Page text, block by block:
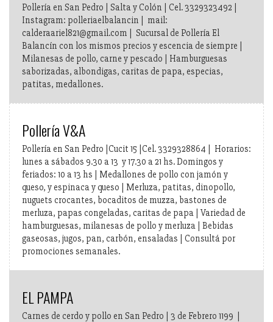
Pollería en San Pedro | Salta y Colón | Cel. 3329323492 |
Instagram: polleriaelbalancin | mail:
calderaariel821@gmail.com | Sucursal de Pollería El
Balancín con los mismos precios y escencia de siempre |
Milanesas de pollo, carne y pescado | Hamburguesas
saborizadas, albondigas, caritas de papa, especias,
patitas, medallones.
Pollería V&A
Pollería en San Pedro |Cucit 15 |Cel. 3329328864 | Horarios:
lunes a sábados 9.30 a 13 y 17.30 a 21 hs. Domingos y
feriados: 10 a 13 hs | Medallones de pollo con jamón y
queso, y espinaca y queso | Merluza, patitas, dinopollo,
nuguets crocantes, bocaditos de muzza, bastones de
merluza, papas congeladas, caritas de papa | Variedad de
hamburguesas, milanesas de pollo y merluza | Bebidas
gaseosas, jugos, pan, carbón, ensaladas | Consultá por
promociones semanales.
EL PAMPA
Carnes de cerdo y pollo en San Pedro | 3 de Febrero 1199 |